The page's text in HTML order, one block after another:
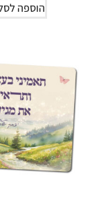
הוספה